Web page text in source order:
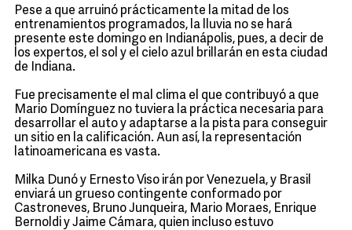
Pese a que arruinó prácticamente la mitad de los
entrenamientos programados, la lluvia no se hará
presente este domingo en Indianápolis, pues, a decir de
los expertos, el sol y el cielo azul brillarán en esta ciudad
de Indiana.
Fue precisamente el mal clima el que contribuyó a que
Mario Domínguez no tuviera la práctica necesaria para
desarrollar el auto y adaptarse a la pista para conseguir
un sitio en la calificación. Aun así, la representación
latinoamericana es vasta.
Milka Dunó y Ernesto Viso irán por Venezuela, y Brasil
enviará un grueso contingente conformado por
Castroneves, Bruno Junqueira, Mario Moraes, Enrique
Bernoldi y Jaime Cámara, quien incluso estuvo